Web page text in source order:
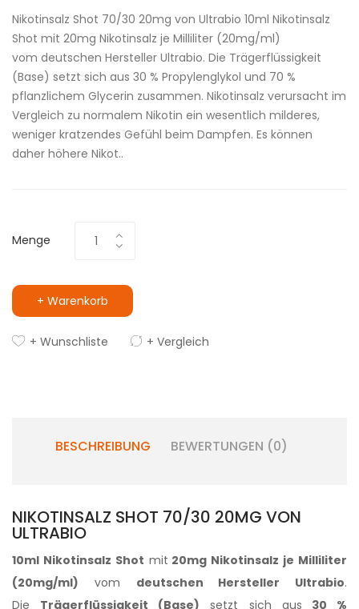
Nikotinsalz Shot 70/30 20mg von Ultrabio 10ml Nikotinsalz
Shot mit 20mg Nikotinsalz je Milliliter (20mg/ml)
vom deutschen Hersteller Ultrabio. Die Trägerflüssigkeit
(Base) setzt sich aus 30 % Propylenglykol und 70 %
pflanzlichem Glycerin zusammen. Nikotinsalz verursacht im
Vergleich zu normalem Nikotin ein wesentlich milderes,
weniger kratzendes Gefühl beim Dampfen. Es können
daher höhere Nikot..
Menge
+ Warenkorb
+ Wunschliste + Vergleich
BESCHREIBUNG BEWERTUNGEN (0)
NIKOTINSALZ SHOT 70/30 20MG VON
ULTRABIO
10ml Nikotinsalz Shot mit 20mg Nikotinsalz je Milliliter
(20mg/ml) vom deutschen Hersteller Ultrabio.
Die Trägerflüssigkeit (Base) setzt sich aus 30 %